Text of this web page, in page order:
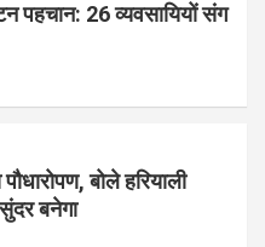
पहचान: 26 व्यवसायियों संग
बोले हरियाली
बनेगा